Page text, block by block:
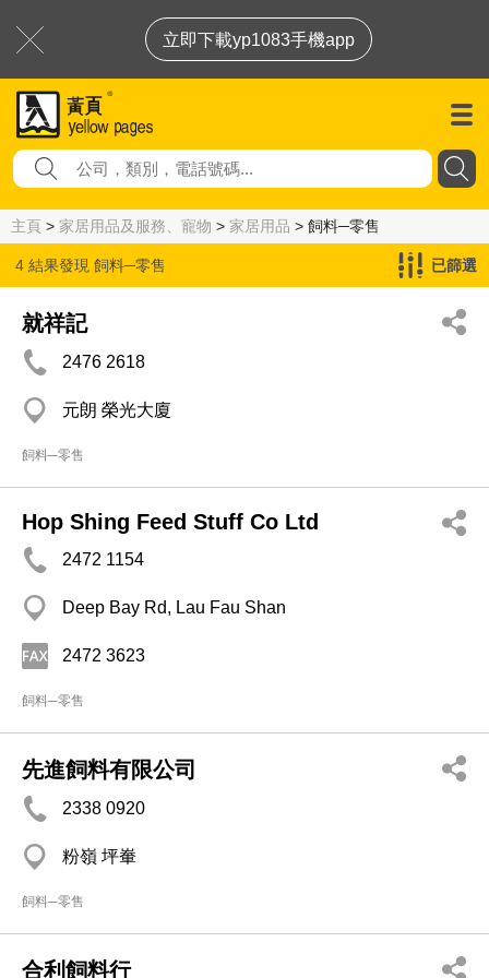
立即下載yp1083手機app
主頁 > 家居用品及服務、寵物 > 家居用品 > 飼料─零售
4 結果發現 飼料─零售 已篩選
就祥記
2476 2618
元朗 榮光大廈
飼料─零售
Hop Shing Feed Stuff Co Ltd
2472 1154
Deep Bay Rd, Lau Fau Shan
2472 3623
飼料─零售
先進飼料有限公司
2338 0920
粉嶺 坪輋
飼料─零售
合利飼料行